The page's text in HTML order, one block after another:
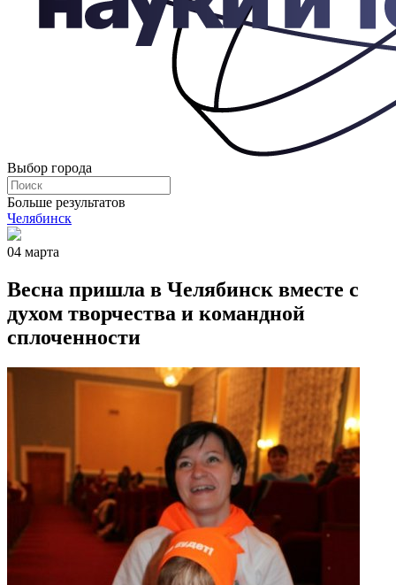
Выбор города
Больше результатов
Челябинск
04 марта
Весна пришла в Челябинск вместе с
духом творчества и командной
сплоченности